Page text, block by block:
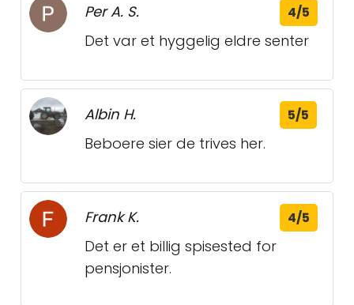
Per A. S. 4/5
Det var et hyggelig eldre senter
Albin H. 5/5
Beboere sier de trives her.
Frank K. 4/5
Det er et billig spisested for
pensjonister.